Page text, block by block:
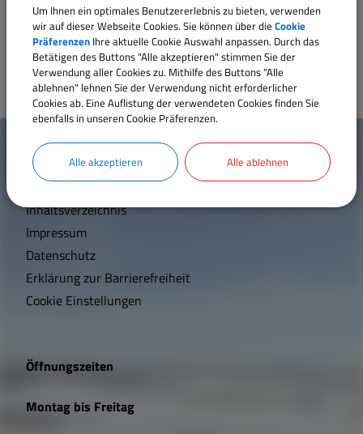
Rechnungsprüfungsausschuss Dittenheim
Gemeinderat Dittenheim
W
c
h
t
i
e
L
Mehr entdecken
Kontakt
Inhaltsverzeichnis
Impressum
Datenschutz
Erklärung zur Barrierefreiheit
Cookie Einstellungen
Öffnungszeiten
Montag bis Freitag
Um Ihnen ein optimales Benutzererlebnis zu bieten, verwenden
wir auf dieser Webseite Cookies. Sie können über die Cookie
Präferenzen Ihre aktuelle Cookie Auswahl anpassen. Durch das
Betätigen des Buttons "Alle akzeptieren" stimmen Sie der
Verwendung aller Cookies zu. Mithilfe des Buttons "Alle
ablehnen" lehnen Sie der Verwendung nicht erforderlicher
Cookies ab. Eine Auflistung der verwendeten Cookies finden Sie
ebenfalls in unseren Cookie Präferenzen.
Alle akzeptieren Alle ablehnen